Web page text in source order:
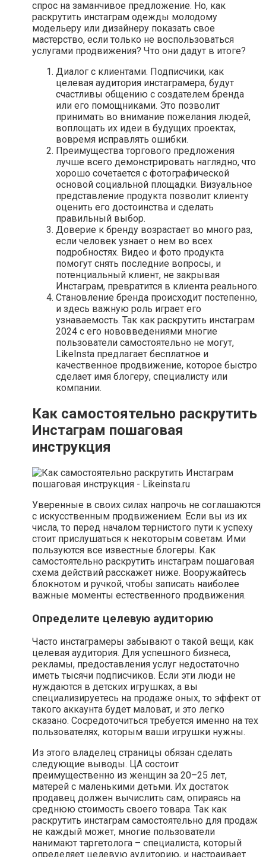
спрос на заманчивое предложение. Но, как
раскрутить инстаграм одежды молодому
модельеру или дизайнеру показать свое
мастерство, если только не воспользоваться
услугами продвижения? Что они дадут в итоге?
Диалог с клиентами. Подписчики, как
целевая аудитория инстаграмера, будут
счастливы общению с создателем бренда
или его помощниками. Это позволит
принимать во внимание пожелания людей,
воплощать их идеи в будущих проектах,
вовремя исправлять ошибки.
Преимущества торгового предложения
лучше всего демонстрировать наглядно, что
хорошо сочетается с фотографической
основой социальной площадки. Визуальное
представление продукта позволит клиенту
оценить его достоинства и сделать
правильный выбор.
Доверие к бренду возрастает во много раз,
если человек узнает о нем во всех
подробностях. Видео и фото продукта
помогут снять последние вопросы, и
потенциальный клиент, не закрывая
Инстаграм, превратится в клиента реального.
Становление бренда происходит постепенно,
и здесь важную роль играет его
узнаваемость. Так как раскрутить инстаграм
2024 с его нововведениями многие
пользователи самостоятельно не могут,
LikeInsta предлагает бесплатное и
качественное продвижение, которое быстро
сделает имя блогеру, специалисту или
компании.
Как самостоятельно раскрутить
Инстаграм пошаговая
инструкция
Уверенные в своих силах напрочь не соглашаются
с искусственным продвижением. Если вы из их
числа, то перед началом тернистого пути к успеху
стоит прислушаться к некоторым советам. Ими
пользуются все известные блогеры. Как
самостоятельно раскрутить инстаграм пошаговая
схема действий расскажет ниже. Вооружайтесь
блокнотом и ручкой, чтобы записать наиболее
важные моменты естественного продвижения.
Определите целевую аудиторию
Часто инстаграмеры забывают о такой вещи, как
целевая аудитория. Для успешного бизнеса,
рекламы, предоставления услуг недостаточно
иметь тысячи подписчиков. Если эти люди не
нуждаются в детских игрушках, а вы
специализируетесь на продаже оных, то эффект от
такого аккаунта будет маловат, и это легко
сказано. Сосредоточиться требуется именно на тех
пользователях, которым ваши игрушки нужны.
Из этого владелец страницы обязан сделать
следующие выводы. ЦА состоит
преимущественно из женщин за 20–25 лет,
матерей с маленькими детьми. Их достаток
продавец должен вычислить сам, опираясь на
среднюю стоимость своего товара. Так как
раскрутить инстаграм самостоятельно для продаж
не каждый может, многие пользователи
нанимают таргетолога – специалиста, который
определяет целевую аудиторию, и настраивает